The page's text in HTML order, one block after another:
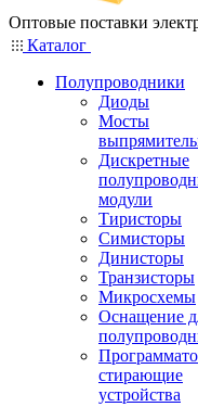
Оптовые поставки
Каталог
Полупроводники
Диоды
Мосты
Дискретные
модули
Тиристоры
Симисторы
Динисторы
Транзисторы
Микросхемы
Оснащение
стирающие
устройства